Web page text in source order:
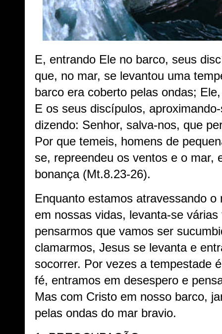
E, entrando Ele no barco, seus
que, no mar, se levantou uma
barco era coberto pelas ondas;
E os seus discípulos,
dizendo: Senhor, salva-nos, que
Por que temeis, homens de
se, repreendeu os ventos e o mar,
bonança (Mt.8.23-26).
Enquanto estamos atravessando
em nossas vidas, levanta-se
pensarmos que vamos ser
clamarmos, Jesus se levanta e
socorrer. Por vezes a tempestade
fé, entramos em desespero e
Mas com Cristo em nosso barco,
pelas ondas do mar bravio.